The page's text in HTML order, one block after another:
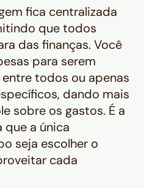
fica centralizada
que todos
das finanças. Você
para serem
todos ou apenas
dando mais
sobre os gastos. É a
a única
seja escolher o
cada